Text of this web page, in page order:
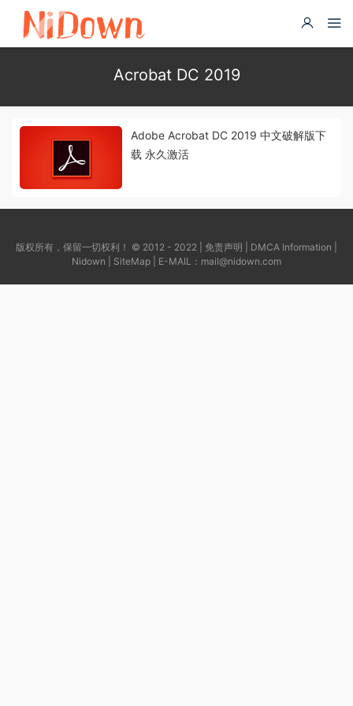
Acrobat DC 2019
Adobe Acrobat DC 2019 中文破解版下
载 永久激活
版权所有，保留一切权利！ © 2012 - 2022 | 免责声明 DMCA Information
Nidown
SiteMap | E-MAIL： mail@nidown.com